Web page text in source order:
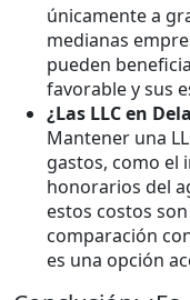
únicamente a
medianas
pueden
favorable y sus
¿Las LLC en
Mantener una
gastos, como el
honorarios del
estos costos
comparación
es una opción